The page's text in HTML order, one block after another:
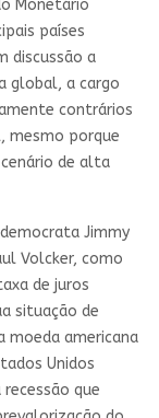
Monetário
países
discussão a
global, a cargo
contrários
mesmo porque
de alta
Jimmy
Volcker, como
de juros
situação de
moeda americana
Unidos
que